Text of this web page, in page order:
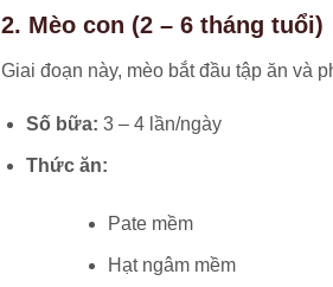
2. Mèo con (2 – 6 tháng tuổi)
Giai đoạn này, mèo bắt đầu tập ăn và
Số bữa: 3 – 4 lần/ngày
Thức ăn:
Pate mềm
Hạt ngâm mềm